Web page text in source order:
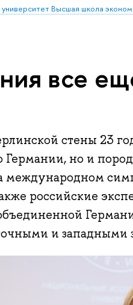
Высшая школа
все
стены 23
Германии, но и
международном
российские
и западными